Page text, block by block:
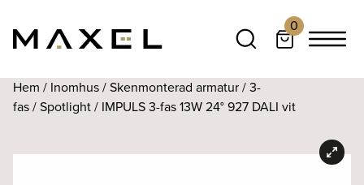
0
Hem / Inomhus/Skenmonterad armatur/3-
fas/Spotlight/ IMPULS 3-fas 13W 24° 927 DALI vit